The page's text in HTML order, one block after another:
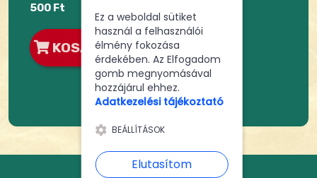
500 Ft
KOSÁRBA
Ez a weboldal sütiket
használ a felhasználói
élmény fokozása
érdekében. Az Elfogadom
gomb megnyomásával
hozzájárul ehhez.
Adatkezelési tájékoztató
BEÁLLÍTÁSOK
Elutasítom